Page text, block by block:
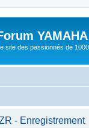
site des passionnés de
- Enregistrement